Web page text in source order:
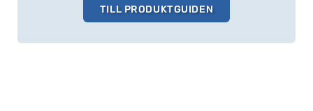
TILL PRODUKTGUIDEN